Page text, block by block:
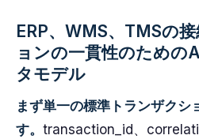
ERP、WMS、TMSの
ョンの一貫性のための
タモデル
まず単一の標準トランザクシ
す。 transaction_id、